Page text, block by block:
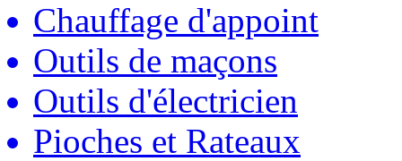
Chauffage d'appoint
Outils de maçons
Outils d'électricien
Pioches et Rateaux